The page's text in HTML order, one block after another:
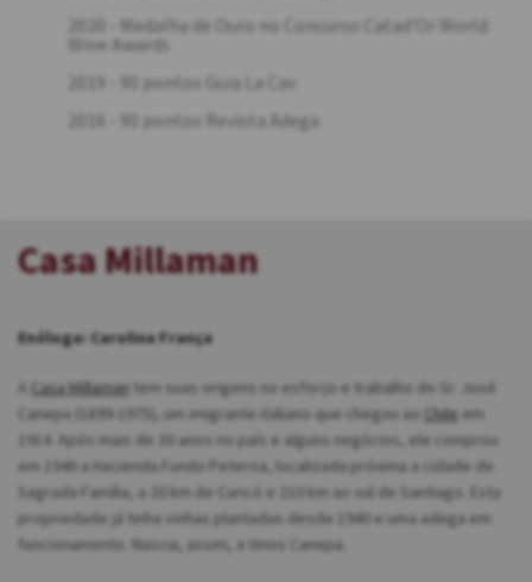
2020 - Medalha de Ouro no Concurso Catad'Or World
Wine Awards
2019 - 90 pontos Guia La Cav
2016 - 90 pontos Revista Adega
Casa Millaman
Enóloga: Carolina França
A Casa Millaman tem suas origens no esforço e trabalho do Sr. José
Canepa (1899-1975), um imigrante italiano que chegou ao Chile em
1914. Após mais de 30 anos no país e alguns negócios, ele comprou
em 1946 a Hacienda Fundo Peteroa, localizada próxima a cidade de
Sagrada Família, a 20 km de Curicó e 210 km ao sul de Santiago. Esta
propriedade já tinha vinhas plantadas desde 1940 e uma adega em
funcionamento. Nascia, assim, a Vinos Canepa.